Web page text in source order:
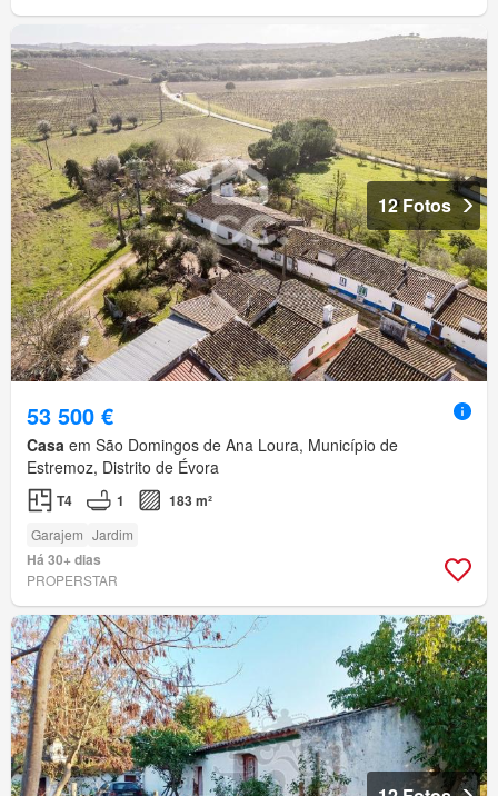
12 Fotos
53 500 €
Casa em São Domingos de Ana Loura, Município de
Estremoz, Distrito de Évora
T4 1 183 m²
Garajem Jardim
Há 30+ dias
PROPERSTAR